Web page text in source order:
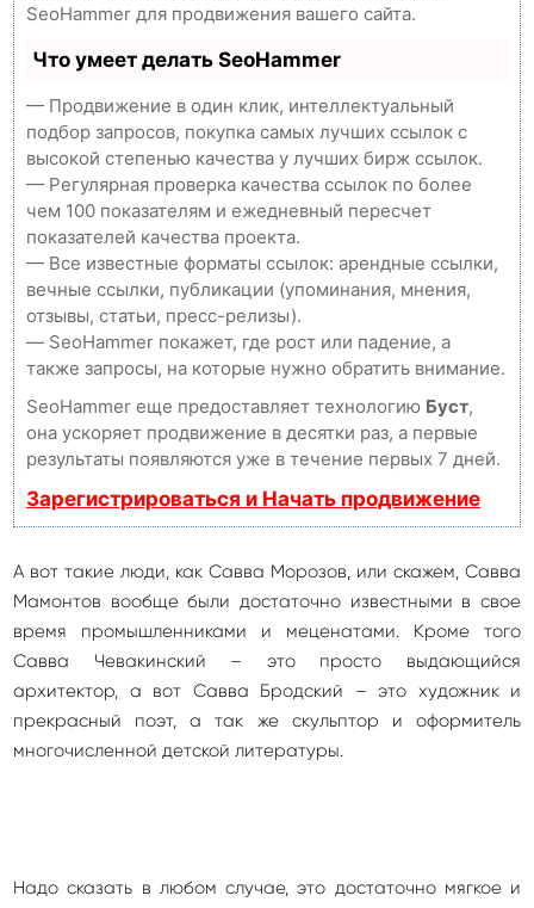
SeoHammer для продвижения вашего сайта.
Что умеет делать SeoHammer
— Продвижение в один клик, интеллектуальный
подбор запросов, покупка самых лучших ссылок с
высокой степенью качества у лучших бирж ссылок.
— Регулярная проверка качества ссылок по более
чем 100 показателям и ежедневный пересчет
показателей качества проекта.
— Все известные форматы ссылок: арендные ссылки,
вечные ссылки, публикации (упоминания, мнения,
отзывы, статьи, пресс-релизы).
— SeoHammer покажет, где рост или падение, а
также запросы, на которые нужно обратить внимание.
SeoHammer еще предоставляет технологию Буст,
она ускоряет продвижение в десятки раз, а первые
результаты появляются уже в течение первых 7 дней.
Зарегистрироваться и Начать продвижение
А вот такие люди, как Савва Морозов, или скажем, Савва
Мамонтов вообще были достаточно известными в свое
время промышленниками и меценатами. Кроме того
Савва Чевакинский – это просто выдающийся
архитектор, а вот Савва Бродский – это художник и
прекрасный поэт, а так же скульптор и оформитель
многочисленной детской литературы.
Надо сказать в любом случае, это достаточно мягкое и